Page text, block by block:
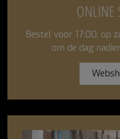
ONLINE
Bestel voor 17:00, op
om de dag